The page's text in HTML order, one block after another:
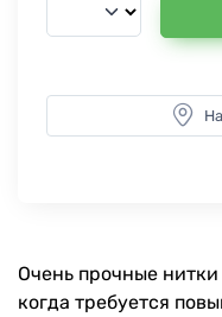
Очень прочные
когда требуется